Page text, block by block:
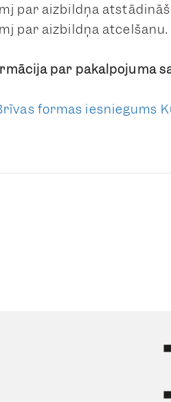
par aizbildņa
par aizbildņa atcelšanu.
par pakalpojuma
formas iesniegums